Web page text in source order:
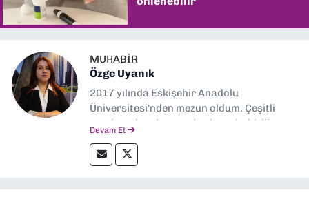
MUHABIR
Özge Uyanık
2017 yılında Eskişehir Anadolu
Üniversitesi'nden mezun oldum. Çeşitli
yerel ve ulusal gazetelerde muhabirlik
hakları alanlarında haberler üretmeye
odaklanıyorum.
Devam Et